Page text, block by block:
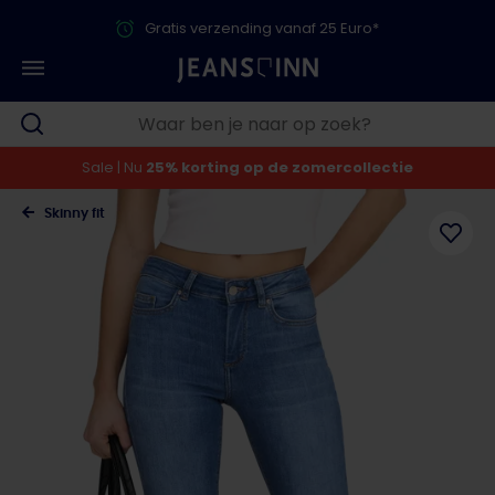
Gratis verzending vanaf 25 Euro*
Sale | Nu 25% korting op de zomercollectie
Skinny fit